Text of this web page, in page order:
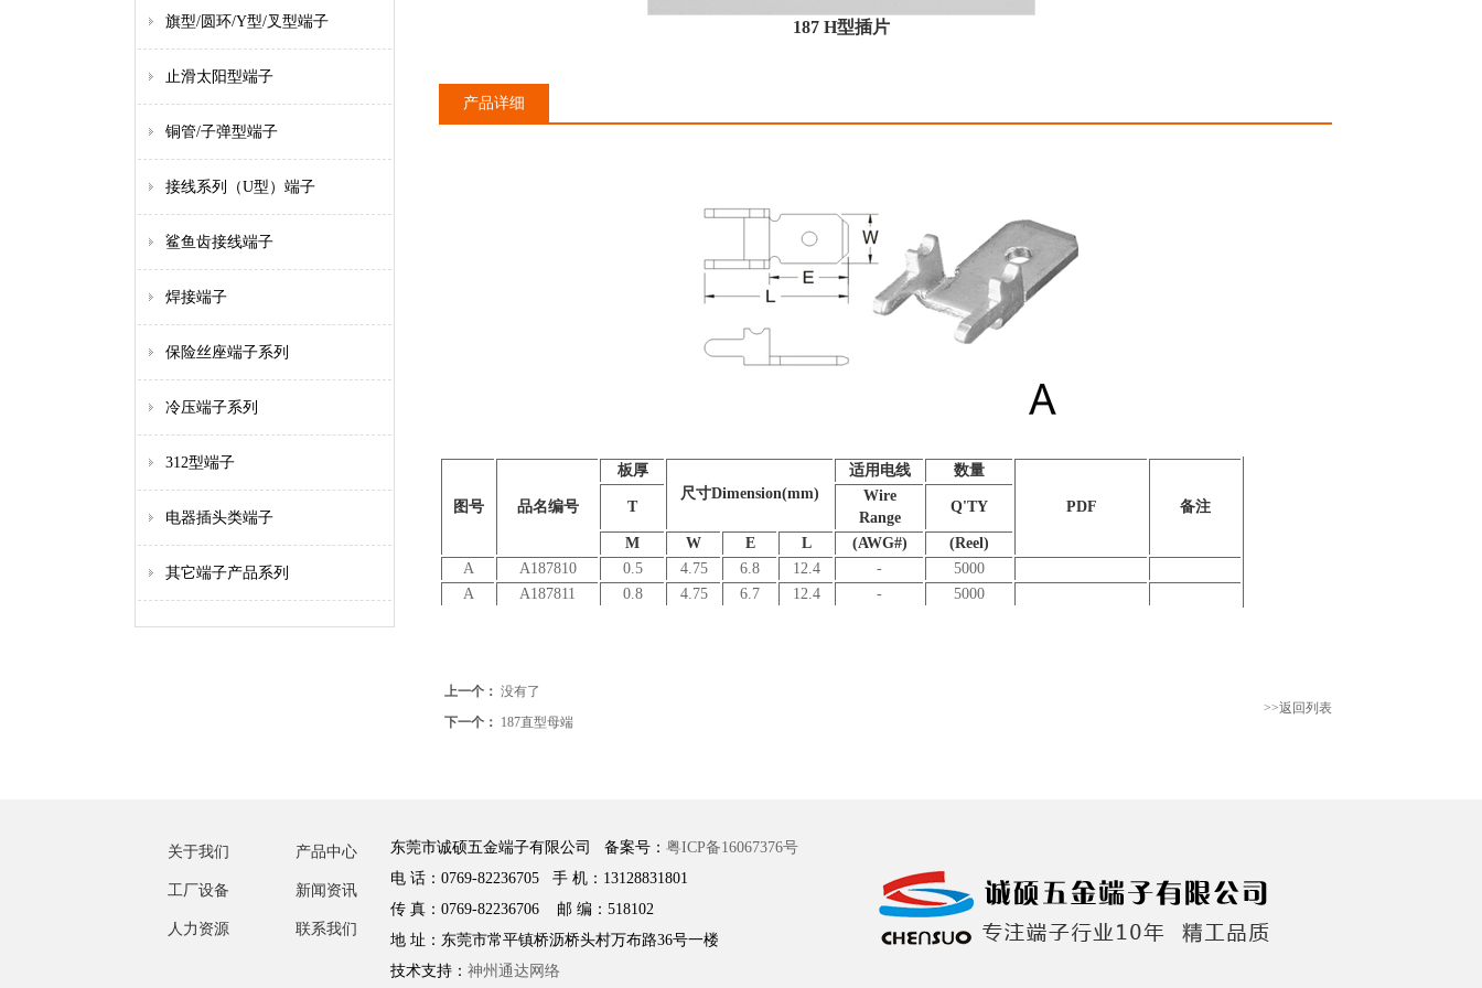
旗型/圆环/Y型/叉型端子
止滑太阳型端子
铜管/子弹型端子
接线系列（U型）端子
鲨鱼齿接线端子
焊接端子
保险丝座端子系列
冷压端子系列
312型端子
电器插头类端子
其它端子产品系列
187 H型插片
产品详细
图号 品名编号
板厚
尺寸Dimension(mm)
适用电线 数量
PDF 备注
T
Wire
Range
Q'TY
M W E L (AWG#)
(Reel)
A
A187810 0.5 4.75 6.8 12.4 -
5000
A
A187811 0.8 4.75 6.7 12.4 - 5000
上一个： 没有了
下一个： 187直型母端
>>返回列表
关于我们 产品中心
工厂设备 新闻资讯
人力资源 联系我们
东莞市诚硕五金端子有限公司 备案号： 粤ICP备16067376号
电 话：0769-82236705 手 机：13128831801
传 真：0769-82236706 邮 编：518102
地 址：东莞市常平镇桥沥桥头村万布路36号一楼
技术支持： 神州通达网络